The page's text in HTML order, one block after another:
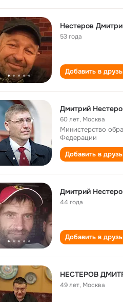
Нестеров
53 года
Добавить в
Дмитрий
60 лет, Москва
Министерство
Федерации
Добавить в
Дмитрий
44 года
Добавить в
НЕСТЕРОВ
49 лет, Москва